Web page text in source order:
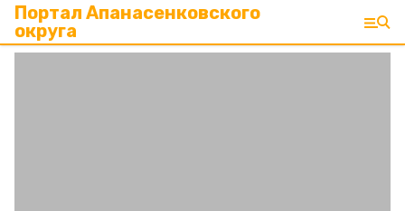
Портал Апанасенковского
округа